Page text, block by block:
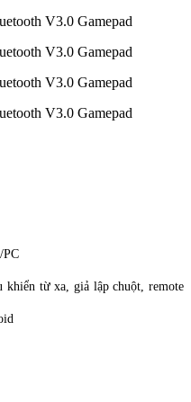
PC
khiển từ xa, giả lập chuột, remote